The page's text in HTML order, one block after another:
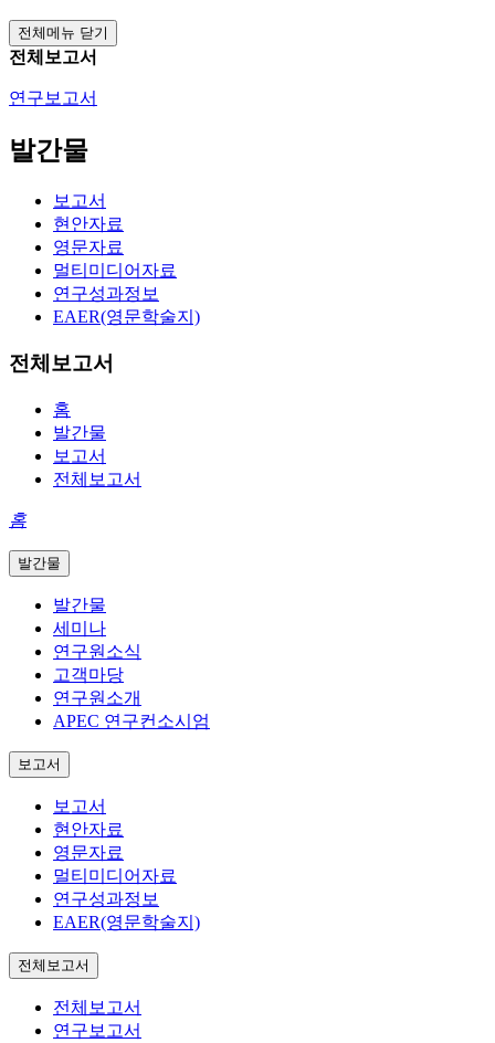
전체메뉴 닫기
전체보고서
연구보고서
발간물
보고서
현안자료
영문자료
멀티미디어자료
연구성과정보
EAER(영문학술지)
전체보고서
홈
발간물
보고서
전체보고서
홈
발간물
발간물
세미나
연구원소식
고객마당
연구원소개
APEC 연구컨소시엄
보고서
보고서
현안자료
영문자료
멀티미디어자료
연구성과정보
EAER(영문학술지)
전체보고서
전체보고서
연구보고서